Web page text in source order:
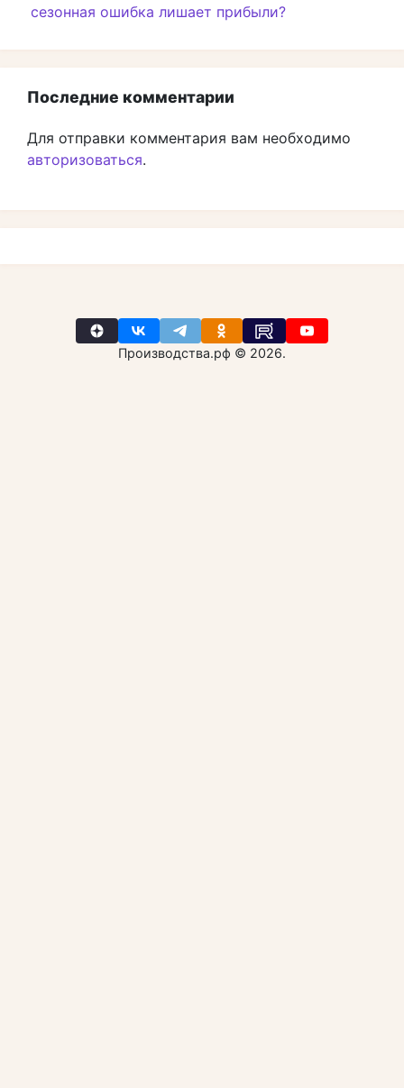
сезонная ошибка лишает прибыли?
Последние комментарии
Для отправки комментария вам необходимо
авторизоваться.
Производства.рф © 2026.